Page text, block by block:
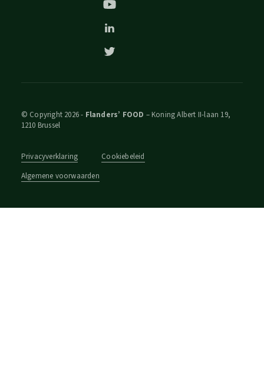
© Copyright 2026 - Flanders’ FOOD – Koning Albert II-laan 19,
1210 Brussel
Privacyverklaring
Cookiebeleid
Algemene voorwaarden